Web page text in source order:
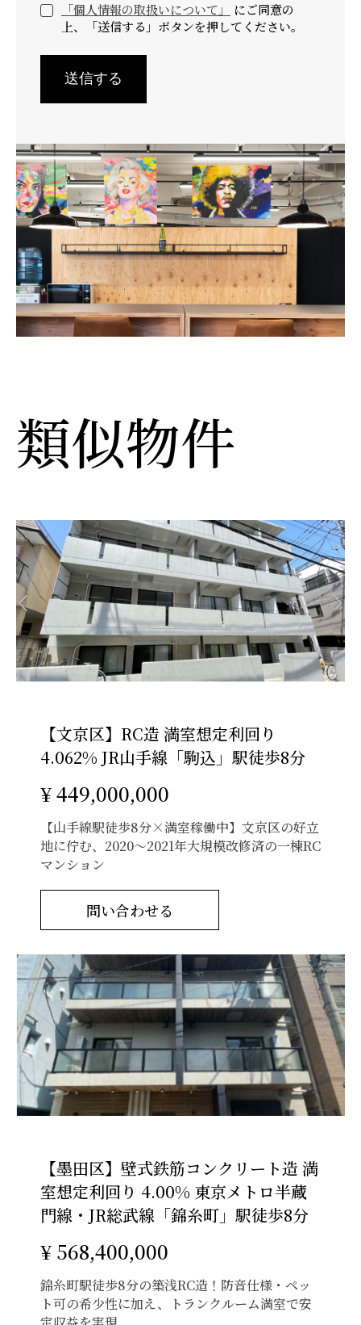
「個人情報の取扱いについて」
にご同意の
上、「送信する」ボタンを押してください。
送信する
l
t
e
r
n
t
i
v
e
:
類似物件
【文京区】RC造 満室想定利回り
4.062% JR山手線「駒込」駅徒歩8分
¥ 449,000,000
【山手線駅徒歩8分×満室稼働中】文京区の好立
地に佇む、2020〜2021年大規模改修済の一棟RC
マンション
問い合わせる
【墨田区】壁式鉄筋コンクリート造 満
室想定利回り 4.00% 東京メトロ半蔵
門線・JR総武線「錦糸町」駅徒歩8分
¥ 568,400,000
錦糸町駅徒歩8分の築浅RC造！防音仕様・ペッ
ト可の希少性に加え、トランクルーム満室で安